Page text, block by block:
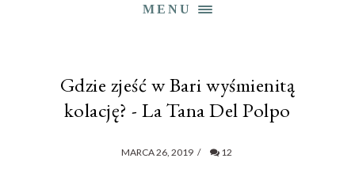
MENU
Gdzie zjeść w Bari wyśmienitą
kolację? - La Tana Del Polpo
MARCA 26, 2019 / 12